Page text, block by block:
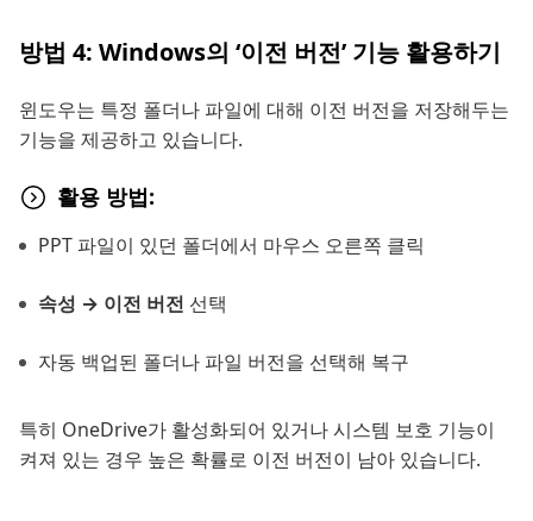
방법 4: Windows의 ‘이전 버전’ 기능 활용하기
윈도우는 특정 폴더나 파일에 대해 이전 버전을 저장해두는
기능을 제공하고 있습니다.
활용 방법:
PPT 파일이 있던 폴더에서 마우스 오른쪽 클릭
속성 → 이전 버전 선택
자동 백업된 폴더나 파일 버전을 선택해 복구
특히 OneDrive가 활성화되어 있거나 시스템 보호 기능이
켜져 있는 경우 높은 확률로 이전 버전이 남아 있습니다.